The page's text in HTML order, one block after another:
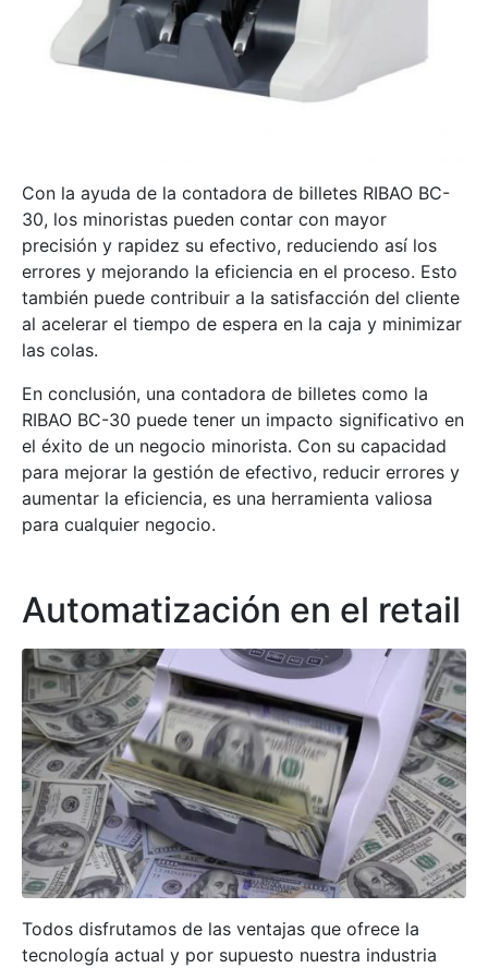
Con la ayuda de la contadora de billetes RIBAO BC-
30, los minoristas pueden contar con mayor
precisión y rapidez su efectivo, reduciendo así los
errores y mejorando la eficiencia en el proceso. Esto
también puede contribuir a la satisfacción del cliente
al acelerar el tiempo de espera en la caja y minimizar
las colas.
En conclusión, una contadora de billetes como la
RIBAO BC-30 puede tener un impacto significativo en
el éxito de un negocio minorista. Con su capacidad
para mejorar la gestión de efectivo, reducir errores y
aumentar la eficiencia, es una herramienta valiosa
para cualquier negocio.
Automatización en el retail
Todos disfrutamos de las ventajas que ofrece la
tecnología actual y por supuesto nuestra industria